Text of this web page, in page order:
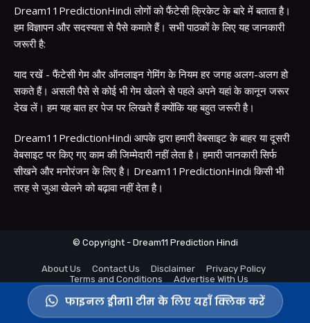
Dream11PredictionHindi लोगों को फैंटेसी क्रिकेट के बारे में बताता है।
हम विज्ञापन और सदस्यता से पैसे कमाते हैं। सभी पाठकों के लिए यह जानकारी
जरूरी है:
याद रखें - फैंटेसी गेम और ऑनलाइन गेमिंग के नियम हर जगह अलग-अलग हो
सकते हैं। असली पैसे से कोई भी गेम खेलने से पहले अपने यहां के कानून जरूर
देख लें। हम यह बात हर पेज पर लिखते हैं क्योंकि यह बहुत जरूरी है।
Dream11PredictionHindi आपके द्वारा हमारी वेबसाइट के बाहर या दूसरी
वेबसाइट पर किए गए काम की जिम्मेदारी नहीं लेता है। हमारी जानकारी सिर्फ
सीखने और मनोरंजन के लिए है। Dream11PredictionHindi किसी भी
तरह से जुआ खेलने को बढ़ावा नहीं देता है।
© Copyright - Dream11 Prediction Hindi
About Us Contact Us Disclaimer
Privacy Policy
Terms and Conditions
Advertise With Us
फाइनल ड्रीम11 टीम के लिए यहाँ क्लिक करें